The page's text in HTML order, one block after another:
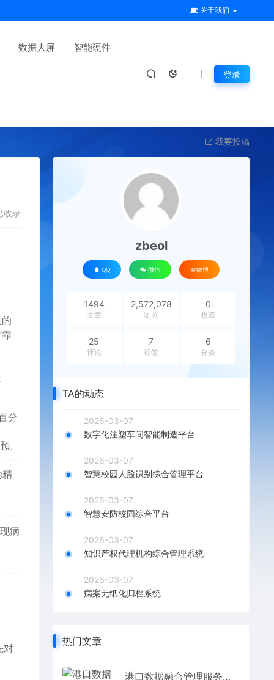
关于我们
数据大屏 智能硬件
登录
我要投稿
收录
分
。
精
病
对
zbeol
QQ 微信 微博
1494
文章
2,572,078
浏览
0
收藏
25
评论
7
标签
6
分类
TA的动态
2026-03-07
数字化注塑车间智能制造平台
2026-03-07
智慧校园人脸识别综合管理平台
2026-03-07
智慧安防校园综合平台
2026-03-07
知识产权代理机构综合管理系统
2026-03-07
病案无纸化归档系统
热门文章
港口数据融合管理服务平台